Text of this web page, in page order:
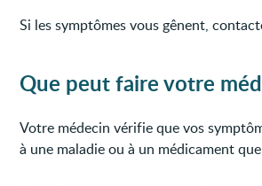
Si les symptômes vous gênent,
Que peut faire votre
Votre médecin vérifie que vos
à une maladie ou à un médicament